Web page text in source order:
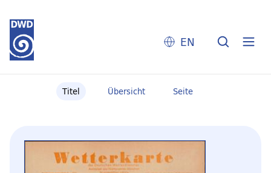
EN
Titel Übersicht Seite